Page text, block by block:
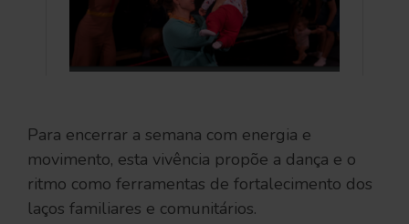
Para encerrar a semana com energia e
movimento, esta vivência propõe a dança e o
ritmo como ferramentas de fortalecimento dos
laços familiares e comunitários.